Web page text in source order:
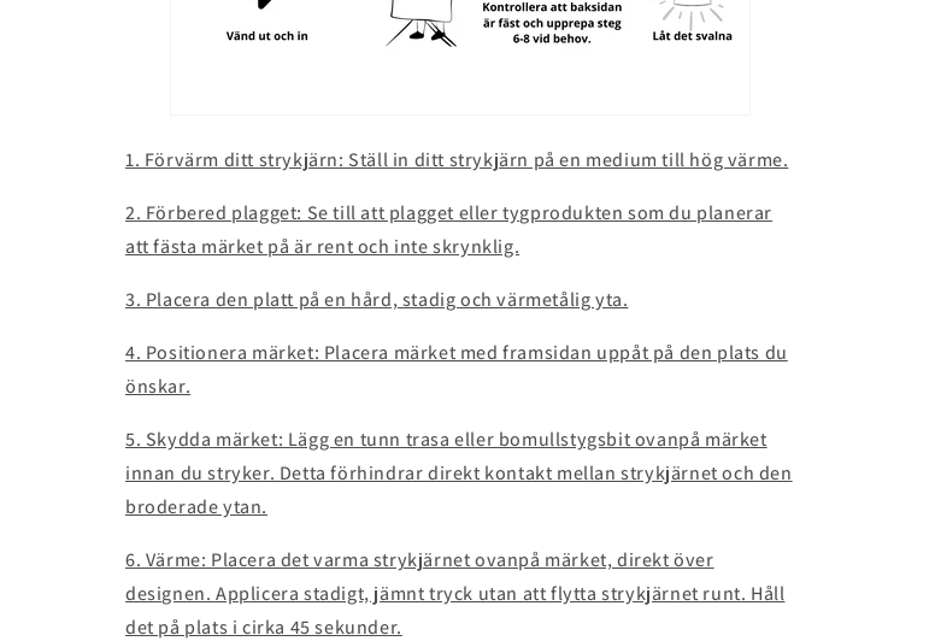
1. Förvärm ditt strykjärn: Ställ in ditt strykjärn på en medium till hög värme.
2. Förbered plagget: Se till att plagget eller tygprodukten som du planerar
att fästa märket på är rent och inte skrynklig.
3. Placera den platt på en hård, stadig och värmetålig yta.
4. Positionera märket: Placera märket med framsidan uppåt på den plats du
önskar.
5. Skydda märket: Lägg en tunn trasa eller bomullstygsbit ovanpå märket
innan du stryker. Detta förhindrar direkt kontakt mellan strykjärnet och den
broderade ytan.
6. Värme: Placera det varma strykjärnet ovanpå märket, direkt över
designen. Applicera stadigt, jämnt tryck utan att flytta strykjärnet runt. Håll
det på plats i cirka 45 sekunder.